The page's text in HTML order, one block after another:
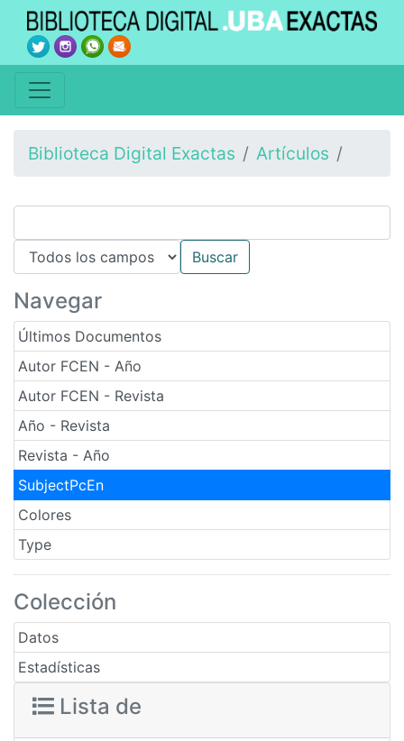
Biblioteca Digital Exactas Artículos
Navegar
Últimos Documentos
Autor FCEN - Año
Autor FCEN - Revista
Año - Revista
Revista - Año
SubjectPcEn
Colores
Type
Colección
Datos
Estadísticas
Lista de